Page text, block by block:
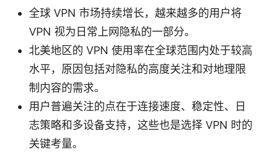
全球 VPN 市场持续增长，越来越多的用户将
VPN 视为日常上网隐私的一部分。
北美地区的 VPN 使用率在全球范围内处于较高
水平，原因包括对隐私的高度关注和对地理限
制内容的需求。
用户普遍关注的点在于连接速度、稳定性、日
志策略和多设备支持，这些也是选择 VPN 时的
关键考量。